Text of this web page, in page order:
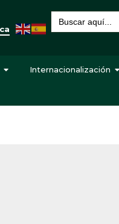
Buscar:
Internacionalización